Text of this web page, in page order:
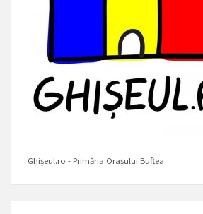
Ghișeul.ro - Primăria Orașului Buftea